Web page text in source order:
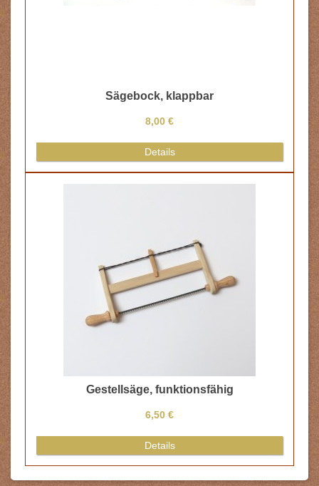
Sägebock, klappbar
8,00 €
Details
Gestellsäge, funktionsfähig
6,50 €
Details